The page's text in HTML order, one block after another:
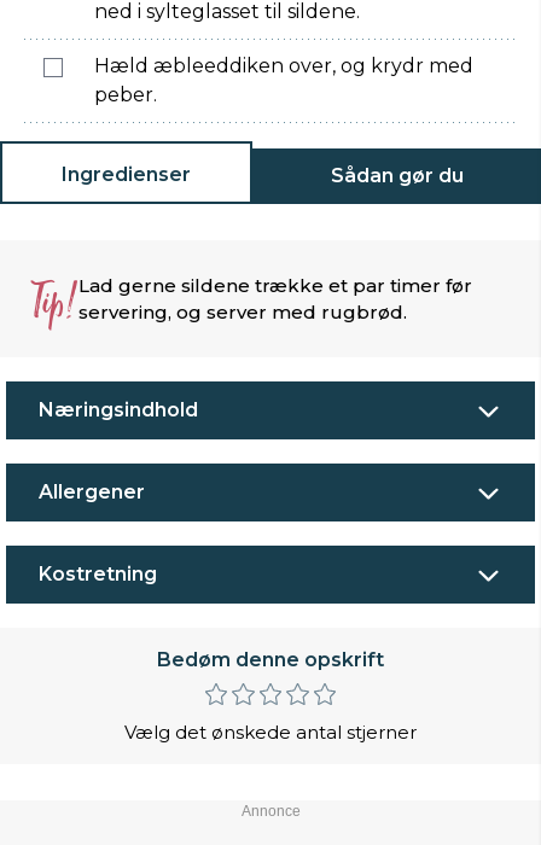
ned i sylteglasset til sildene.
Hæld æbleeddiken over, og krydr med
peber.
Ingredienser Sådan gør du
Tip!Lad gerne sildene trække et par timer før
servering, og server med rugbrød.
Næringsindhold
Allergener
Kostretning
Bedøm denne opskrift
Vælg det ønskede antal stjerner